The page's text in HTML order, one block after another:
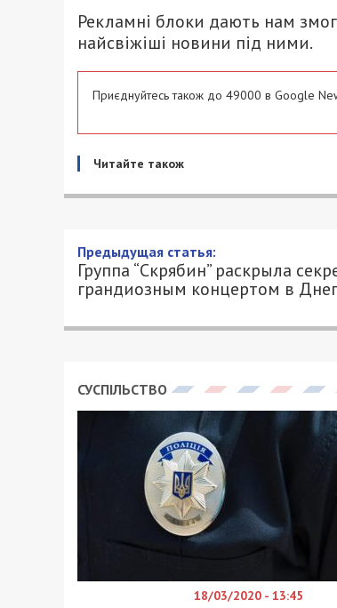
Рекламні блоки дають нам
найсвіжіші новини під ними.
Приєднуйтесь також до 49000 в Google
Читайте також
Группа “Скрябин”
концертом в Днепре
26/01/2019 - 16:44
группы «Скрябин» в
песни «Скрябин» («Старі
которые навсегда вошли в
Особенностью станет
звучании. Солистом
лидер группы Yurcash,
Украины. Корреспондент
руководителем группы
– Андрей Кузьменко погиб в
когда приезжаете в Днепр?